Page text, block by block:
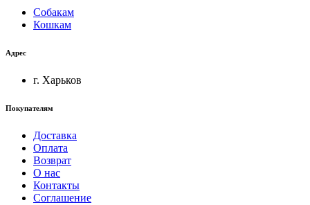
Собакам
Кошкам
Адрес
г. Харьков
Покупателям
Доставка
Оплата
Возврат
О нас
Контакты
Соглашение